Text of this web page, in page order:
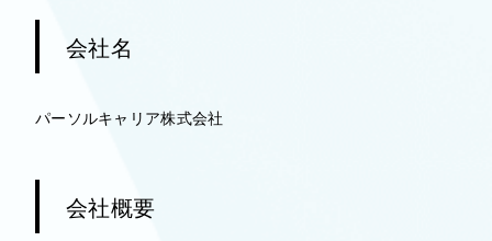
会社名
パーソルキャリア株式会社
会社概要